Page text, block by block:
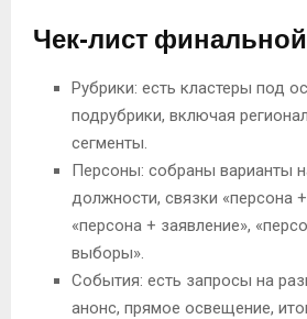
Чек-лист
Рубрики: есть кластеры под
подрубрики, включая
сегменты.
Персоны: собраны варианты
должности, связки «персона
«персона + заявление»,
выборы».
События: есть запросы на
анонс, прямое освещение,